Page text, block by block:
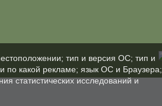
тип и версия ОС; тип и
по какой рекламе; язык ОС и Браузера;
статистических исследований и